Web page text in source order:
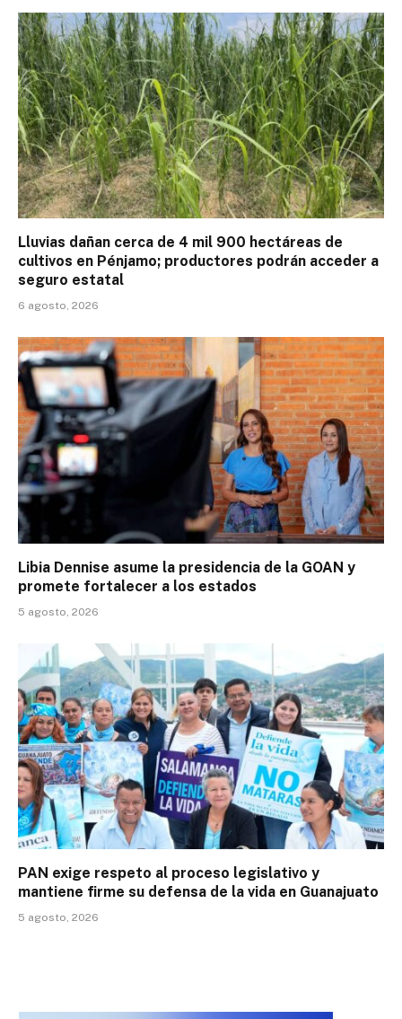
Lluvias dañan cerca de 4 mil 900 hectáreas de
cultivos en Pénjamo; productores podrán acceder a
seguro estatal
6 agosto, 2026
Libia Dennise asume la presidencia de la GOAN y
promete fortalecer a los estados
5 agosto, 2026
PAN exige respeto al proceso legislativo y
mantiene firme su defensa de la vida en Guanajuato
5 agosto, 2026